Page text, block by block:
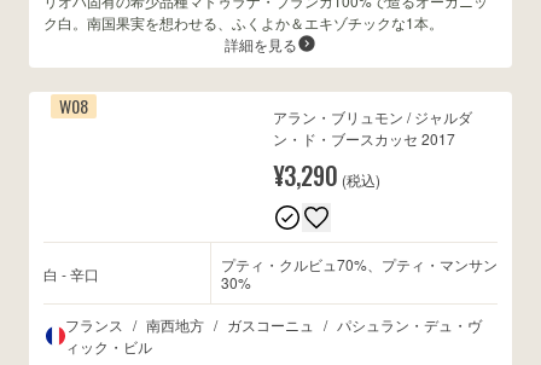
ク白。南国果実を想わせる、ふくよか＆エキゾチックな1本。
詳細を見る
W08
アラン・ブリュモン / ジャルダ
ン・ド・ブースカッセ 2017
¥3,290 (税込)
白 - 辛口
プティ・クルビュ70%、プティ・マンサン
30%
フランス / 南西地方 / ガスコーニュ / パシュラン・デュ・ヴ
ィック・ビル